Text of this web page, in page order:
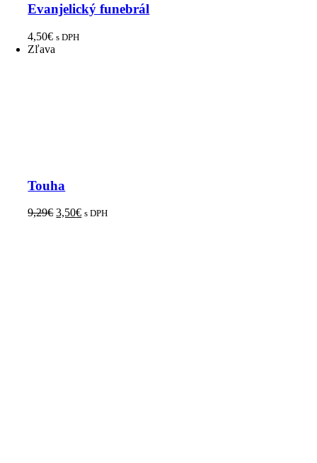
Evanjelický funebrál
4,50€ s DPH
Zľava
Touha
9,29€ 3,50€ s DPH